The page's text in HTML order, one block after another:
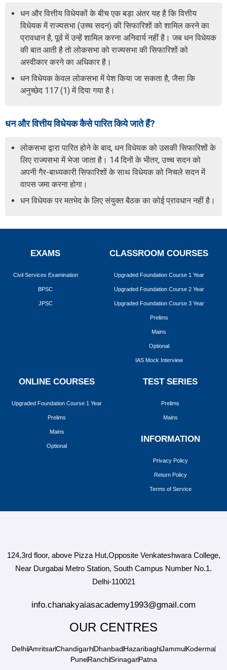
धन और वित्तीय विधेयकों के बीच एक बड़ा अंतर यह है कि वित्तीय
विधेयक में राज्यसभा (उच्च सदन) की सिफारिशों को शामिल करने का
प्रावधान है, पूर्व में उन्हें शामिल करना अनिवार्य नहीं है। जब धन विधेयक
की बात आती है तो लोकसभा को राज्यसभा की सिफारिशों को
अस्वीकार करने का अधिकार है।
धन विधेयक केवल लोकसभा में पेश किया जा सकता है, जैसा कि
अनुच्छेद 117 (1) में दिया गया है।
धन और वित्तीय विधेयक कैसे पारित किये जाते हैं?
लोकसभा द्वारा पारित होने के बाद, धन विधेयक को उसकी सिफारिशों के
लिए राज्यसभा में भेजा जाता है। 14 दिनों के भीतर, उच्च सदन को
अपनी गैर-बाध्यकारी सिफारिशों के साथ विधेयक को निचले सदन में
वापस जमा करना होगा।
धन विधेयक पर मतभेद के लिए संयुक्त बैठक का कोई प्रावधान नहीं है।
EXAMS
Civil Services Examination
BPSC
JPSC
CLASSROOM COURSES
Upgraded Foundation Course 1 Year
Upgraded Foundation Course 2 Year
Upgraded Foundation Course 3 Year
Prelims
Mains
Optional
IAS Mock Interview
ONLINE COURSES
Upgraded Foundation Course 1 Year
Prelims
Mains
Optional
TEST SERIES
Prelims
Mains
INFORMATION
Privacy Policy
Return Policy
Terms of Service
124,3rd floor, above Pizza Hut,Opposite Venkateshwara College,
Near Durgabai Metro Station, South Campus Number No.1.
Delhi-110021
info.chanakyaiasacademy1993@gmail.com
OUR CENTRES
DelhiAmritsarChandigarhDhanbadHazaribaghJammuKoderma
PuneRanchiSrinagarPatna